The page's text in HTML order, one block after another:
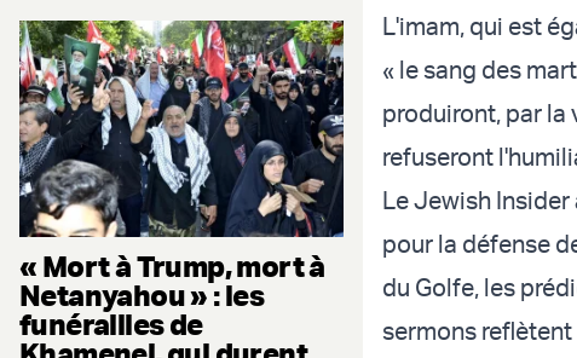
« Mort à Trump, mort à
Netanyahou » : les
funérailles de
L'imam, qui est
« le sang des
produiront, par la
refuseront
Le Jewish
pour la défense
du Golfe, les
sermons